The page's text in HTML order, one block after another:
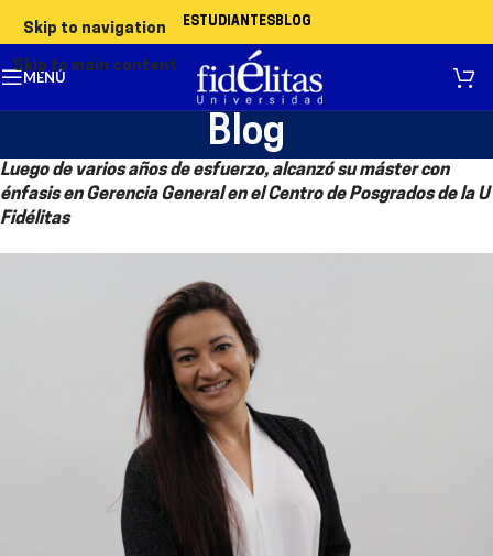
Skip to navigation
Skip to main content
ESTUDIANTESBLOG
MENÚ
Blog
Luego de varios años de esfuerzo, alcanzó su máster con
énfasis en Gerencia General en el Centro de Posgrados de la U
Fidélitas